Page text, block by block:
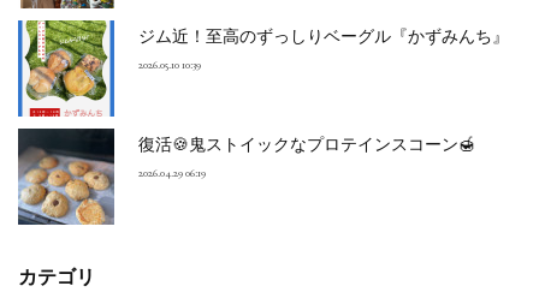
ジム近！至高のずっしりベーグル『かずみんち』
2026.05.10 10:39
復活🍪鬼ストイックなプロテインスコーン🍯
2026.04.29 06:19
カテゴリ